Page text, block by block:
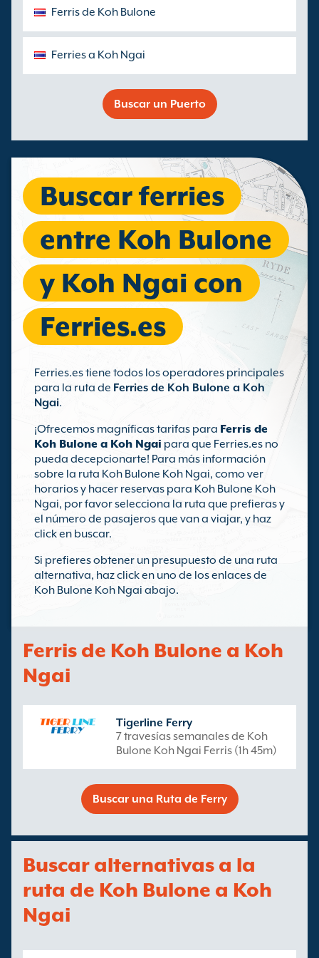
Ferris de Koh Bulone
Ferries a Koh Ngai
Buscar un Puerto
Buscar ferries
entre Koh Bulone
y Koh Ngai con
Ferries.es
Ferries.es tiene todos los operadores principales
para la ruta de Ferries de Koh Bulone a Koh
Ngai.
¡Ofrecemos magníficas tarifas para Ferris de
Koh Bulone a Koh Ngai para que Ferries.es no
pueda decepcionarte! Para más información
sobre la ruta Koh Bulone Koh Ngai, como ver
horarios y hacer reservas para Koh Bulone Koh
Ngai, por favor selecciona la ruta que prefieras y
el número de pasajeros que van a viajar, y haz
click en buscar.
Si prefieres obtener un presupuesto de una ruta
alternativa, haz click en uno de los enlaces de
Koh Bulone Koh Ngai abajo.
Ferris de Koh Bulone a Koh
Ngai
Tigerline Ferry
7 travesías semanales de Koh
Bulone Koh Ngai Ferris (1h 45m)
Buscar una Ruta de Ferry
Buscar alternativas a la
ruta de Koh Bulone a Koh
Ngai